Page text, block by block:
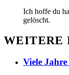
Ich hoffe du
gelöscht.
WEITERE
Viele